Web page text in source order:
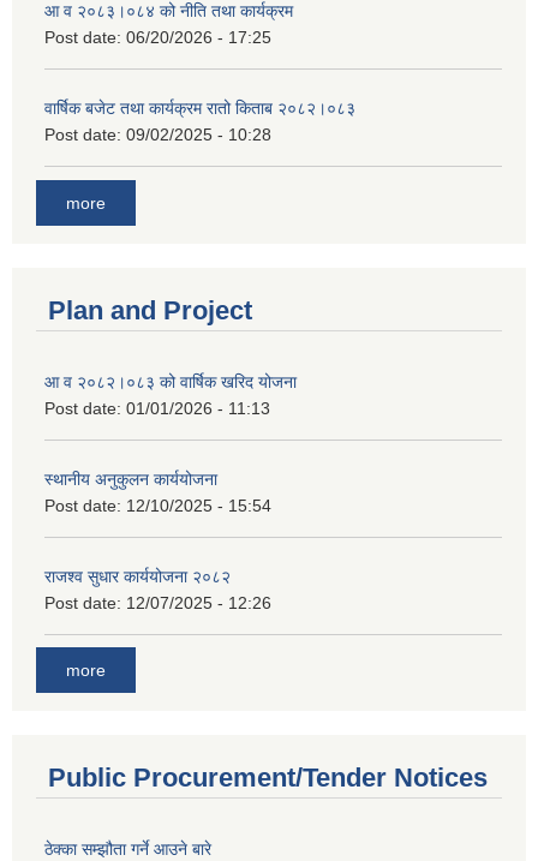
आ व २०८३।०८४ को नीति तथा कार्यक्रम
Post date: 06/20/2026 - 17:25
वार्षिक बजेट तथा कार्यक्रम रातो किताब २०८२।०८३
Post date: 09/02/2025 - 10:28
more
Plan and Project
आ व २०८२।०८३ को वार्षिक खरिद योजना
Post date: 01/01/2026 - 11:13
स्थानीय अनुकुलन कार्ययोजना
Post date: 12/10/2025 - 15:54
राजश्व सुधार कार्ययोजना २०८२
Post date: 12/07/2025 - 12:26
more
Public Procurement/Tender Notices
ठेक्का सम्झौता गर्ने आउने बारे